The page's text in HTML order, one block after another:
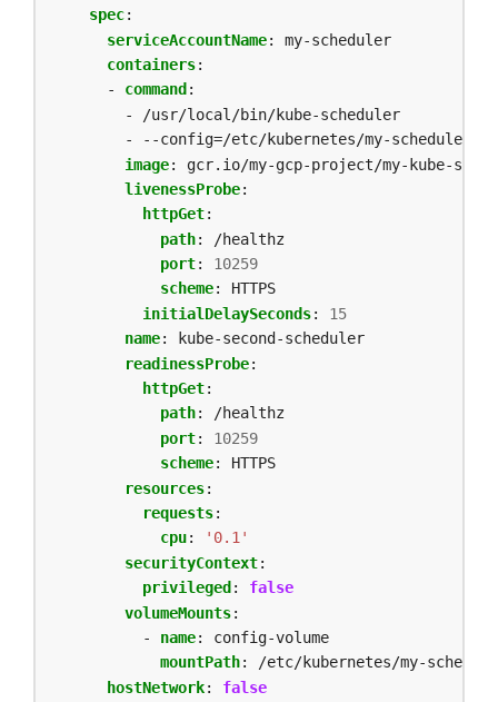
spec:
serviceAccountName:
my-scheduler
containers:
- command :
- /usr/local/bin/kube-scheduler
- --config=/etc/kubernetes/my-scheduler/
image:
gcr.io/my-gcp-project/my-kube-
livenessProbe:
httpGet:
path:
/healthz
port:
10259
scheme:
HTTPS
initialDelaySeconds:
15
name:
kube-second-scheduler
readinessProbe:
httpGet:
path:
/healthz
port:
10259
scheme:
HTTPS
resources:
requests:
cpu:
'0.1'
securityContext:
privileged :
false
volumeMounts:
- name:
config-volume
mountPath:
/etc/kubernetes/my-
hostNetwork:
false